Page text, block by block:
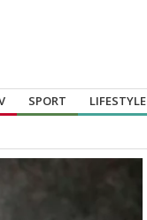
SPORT LIFESTYLE